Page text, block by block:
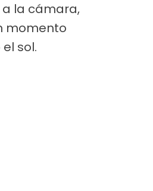
la cámara,
momento
sol.